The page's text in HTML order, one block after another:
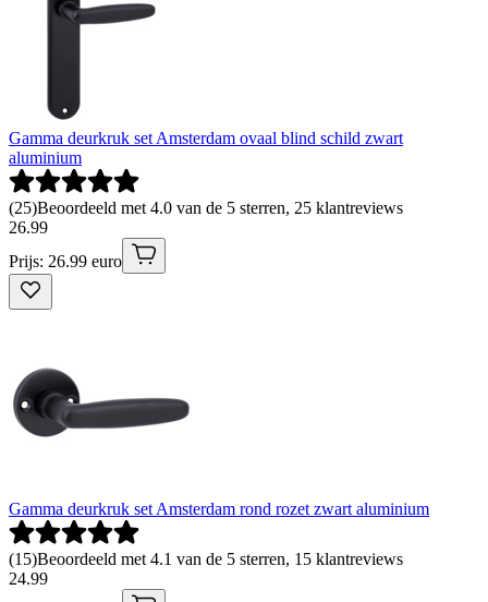
Gamma deurkruk set Amsterdam ovaal blind schild zwart
aluminium
(25)Beoordeeld met 4.0 van de 5 sterren, 25 klantreviews
26.99
Prijs: 26.99 euro
Gamma deurkruk set Amsterdam rond rozet zwart aluminium
(15)Beoordeeld met 4.1 van de 5 sterren, 15 klantreviews
24.99